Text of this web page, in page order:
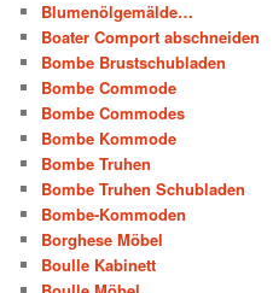
Blumenölgemälde…
Boater Comport abschneiden
Bombe Brustschubladen
Bombe Commode
Bombe Commodes
Bombe Kommode
Bombe Truhen
Bombe Truhen Schubladen
Bombe-Kommoden
Borghese Möbel
Boulle Kabinett